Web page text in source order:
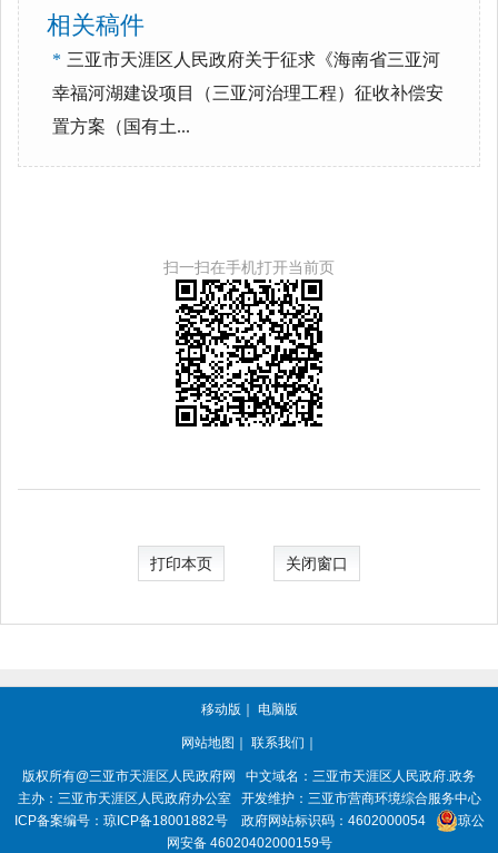
相关稿件
* 三亚市天涯区人民政府关于征求《海南省三亚河
幸福河湖建设项目（三亚河治理工程）征收补偿安
置方案（国有土...
扫一扫在手机打开当前页
打印本页 关闭窗口
移动版 ｜ 电脑版
网站地图 ｜ 联系我们 ｜
版权所有@三亚市天涯区人民政府网 中文域名： 三亚市天涯区人民政府.政务
主办：三亚市天涯区人民政府办公室
开发维护：三亚市营商环境综合服务中心
ICP备案编号： 琼ICP备18001882号 政府网站标识码： 4602000054
琼公
网安备 46020402000159号